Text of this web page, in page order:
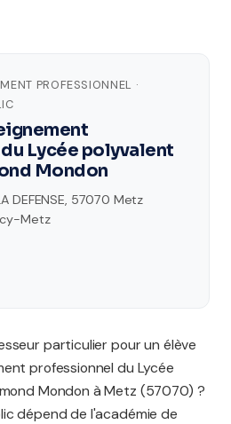
PROFESSIONNEL ·
Lycée polyvalent
Mondon
DEFENSE, 57070 Metz
Metz
particulier pour un élève
professionnel du Lycée
Mondon à Metz (57070) ?
dépend de l'académie de